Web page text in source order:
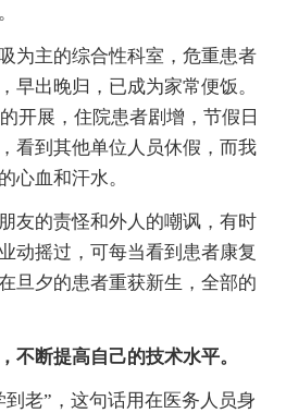
主的综合性科室，危重患者
早出晚归，已成为家常便饭。
开展，住院患者剧增，节假日
看到其他单位人员休假，而我
心血和汗水。
的责怪和外人的嘲讽，有时
动摇过，可每当看到患者康复
旦夕的患者重获新生，全部的
断提高自己的技术水平。
老”，这句话用在医务人员身